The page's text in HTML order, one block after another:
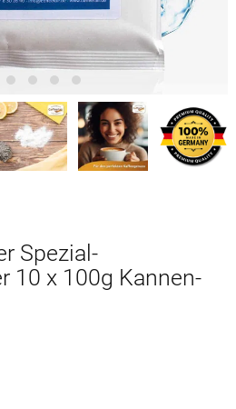
Spezial-
10 x 100g Kannen-